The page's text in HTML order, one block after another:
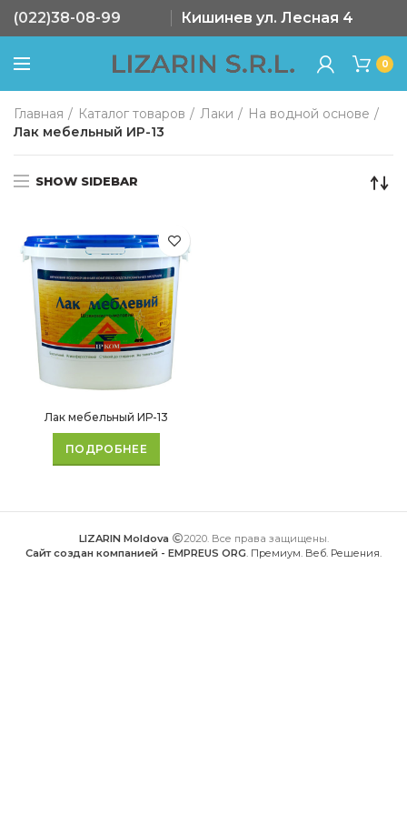
(022)38-08-99 Кишинев ул. Лесная 4
0
Главная Каталог товаров Лаки
На водной основе
Лак мебельный ИР-13
SHOW SIDEBAR
Лак мебельный ИР-13
ПОДРОБНЕЕ
LIZARIN Moldova
2020. Все права защищены.
Сайт создан компанией - EMPREUS ORG. Премиум. Веб. Решения.